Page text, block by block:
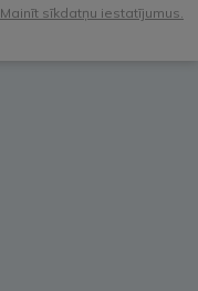
Mainīt sīkdatņu iestatījumus.